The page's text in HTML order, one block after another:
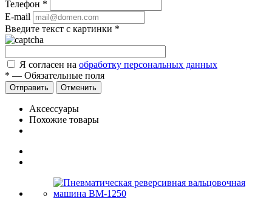
Телефон *
E-mail
Введите текст с картинки *
Я согласен на обработку персональных данных
* — Обязательные поля
Отправить Отменить
Аксессуары
Похожие товары